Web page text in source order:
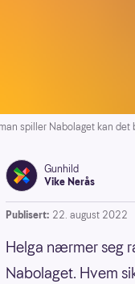
spiller Nabolaget kan
Gunhild
Vike Nerås
Publisert: 22. august 2022
Helga nærmer seg
Nabolaget. Hvem